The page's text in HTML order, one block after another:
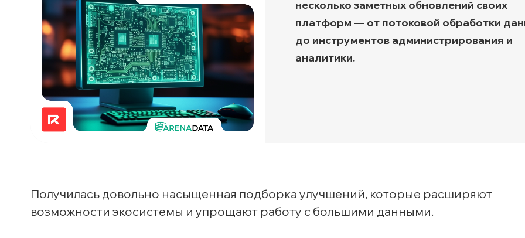
Транспортная
несколько заметных обновлений своих
платформ — от потоковой обработки
до инструментов администрирования и
аналитики.
Получилась довольно насыщенная подборка улучшений, которые расширяют
возможности экосистемы и упрощают работу с большими данными.